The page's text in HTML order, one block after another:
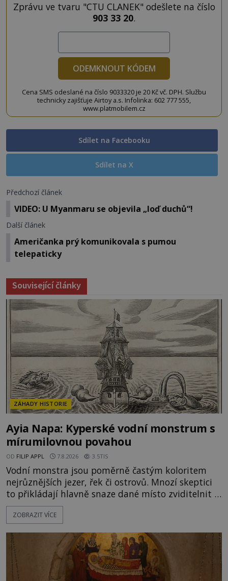
Zprávu ve tvaru "CTU CLANEK" odešlete na číslo
903 33 20.
ODEMKNOUT KÓDEM
Cena SMS odeslané na číslo 9033320 je 20 Kč vč. DPH. Službu
technicky zajišťuje Airtoy a.s. Infolinka: 602 777 555,
www.platmobilem.cz
Sdílet na Facebooku
Sdílet na X
Předchozí článek
VIDEO: U Myanmaru se objevila „loď duchů“!
Další článek
Američanka prý komunikovala s pumou
telepaticky
Související články
ZÁHADY HISTORIE
Ayia Napa: Kyperské vodní monstrum s
mírumilovnou povahou
OD FILIP APPL 7.8.2026 3.5TIS
Vodní monstra jsou poměrně častým koloritem
nejrůznějších jezer, řek či ostrovů. Mnozí skeptici
to přikládají hlavně snaze dané místo zviditelnit a
přitáhnout k němu pozornost záhadám
nakloněných turistů. Je to také případ kyperského
legendami o něm ukrývat nějaký pravdivý základ?
V blízkosti Mysu Greco, jak se přez
ZOBRAZIT VÍCE